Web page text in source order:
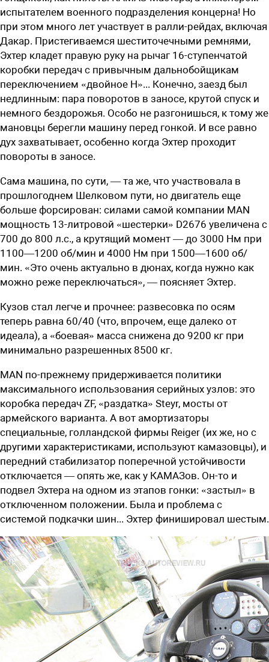
испытателем военного подразделения концерна! Но
при этом много лет участвует в ралли-рейдах, включая
Дакар. Пристегиваемся шеститочечными ремнями,
Эхтер кладет правую руку на рычаг 16-ступенчатой
коробки передач с привычным дальнобойщикам
переключением «двойное Н»... Конечно, заезд был
недлинным: пара поворотов в заносе, крутой спуск и
немного бездорожья. Особо не разгонишься, к тому же
мановцы берегли машину перед гонкой. И все равно
дух захватывает, особенно когда Эхтер проходит
повороты в заносе.
Сама машина, по сути, — та же, что участвовала в
прошлогоднем Шелковом пути, но двигатель еще
больше форсирован: силами самой компании MAN
мощность 13-литровой «шестерки» D2676 увеличена с
700 до 800 л.с., а крутящий момент — до 3000 Нм при
1100—1200 об/мин и 4000 Нм при 1500—1600 об/
мин. «Это очень актуально в дюнах, когда нужно как
можно реже переключаться», — поясняет Эхтер.
Кузов стал легче и прочнее: развесовка по осям
теперь равна 60/40 (что, впрочем, еще далеко от
идеала), а «боевая» масса снижена до 9200 кг при
минимально разрешенных 8500 кг.
MAN по-прежнему придерживается политики
максимального использования серийных узлов: это
коробка передач ZF, «раздатка» Steyr, мосты от
армейского варианта. А вот амортизаторы
специальные, голландской фирмы Reiger (их же, но с
другими характеристиками, используют камазовцы), и
передний стабилизатор поперечной устойчивости
отключается — опять же, как у КАМАЗов. Он-то и
подвел Эхтера на одном из этапов гонки: «застыл» в
отключенном положении. Была и проблема с
системой подкачки шин... Эхтер финишировал шестым.